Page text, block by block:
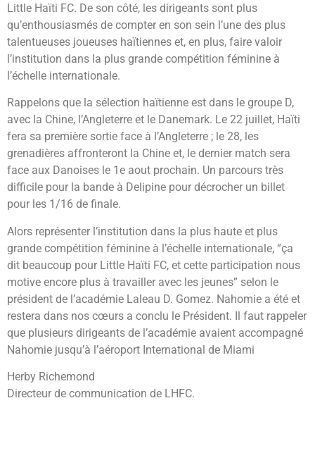
Little Haïti FC. De son côté, les dirigeants sont plus
qu’enthousiasmés de compter en son sein l’une des plus
talentueuses joueuses haïtiennes et, en plus, faire valoir
l’institution dans la plus grande compétition féminine à
l’échelle internationale.
Rappelons que la sélection haïtienne est dans le groupe D,
avec la Chine, l’Angleterre et le Danemark. Le 22 juillet, Haïti
fera sa première sortie face à l’Angleterre ; le 28, les
grenadières affronteront la Chine et, le dernier match sera
face aux Danoises le 1e aout prochain. Un parcours très
difficile pour la bande à Delipine pour décrocher un billet
pour les 1/16 de finale.
Alors représenter l’institution dans la plus haute et plus
grande compétition féminine à l’échelle internationale, “ça
dit beaucoup pour Little Haïti FC, et cette participation nous
motive encore plus à travailler avec les jeunes” selon le
président de l’académie Laleau D. Gomez. Nahomie a été et
restera dans nos cœurs a conclu le Président. Il faut rappeler
que plusieurs dirigeants de l’académie avaient accompagné
Nahomie jusqu’à l’aéroport International de Miami
Herby Richemond
Directeur de communication de LHFC.